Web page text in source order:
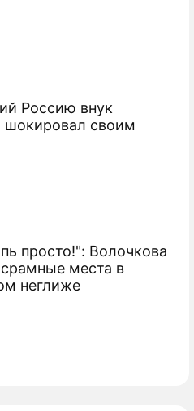
Россию внук
шокировал своим
просто!": Волочкова
места в
неглиже